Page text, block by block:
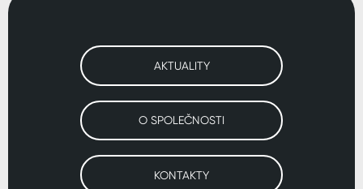
AKTUALITY
O SPOLEČNOSTI
KONTAKTY